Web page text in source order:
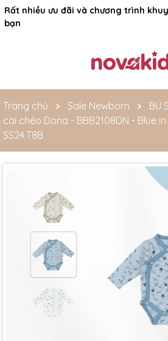
Rất nhiều ưu đãi và chương trình
bạn
Trang chủ Sale Newborn
BU
cài chéo Dona - BBB2108DN - Blue
SS24.T8B